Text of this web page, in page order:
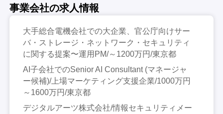
事業会社の求人情報
大手総合電機会社での大企業、官公庁向けサー
バ・ストレージ・ネットワーク・セキュリティ
に関する提案〜運用PM/～1200万円/東京都
AI子会社でのSenior AI Consultant (マネージャ
ー候補)/上場マーケティング支援企業/1000万円
～1600万円/東京都
デジタルアーツ株式会社/情報セキュリティメー